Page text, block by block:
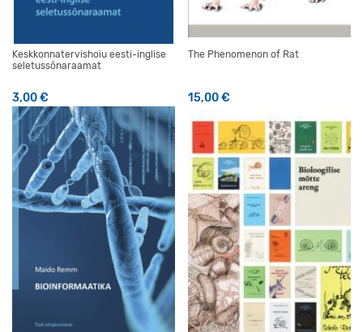
Keskkonnatervishoiu eesti-inglise
seletussõnaraamat
3,00€
The Phenomenon of Rat
15,00€